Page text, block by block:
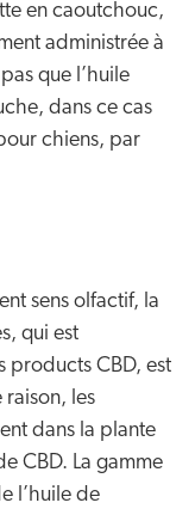
en caoutchouc,
administrée à
que l’huile
dans ce cas
chiens, par
sens olfactif, la
qui est
products CBD, est
raison, les
dans la plante
CBD. La gamme
l’huile de